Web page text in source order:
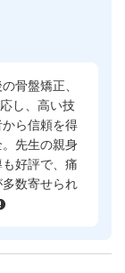
骨盤矯正、
し、高い技
ら信頼を得
先生の親身
好評で、痛
数寄せられ